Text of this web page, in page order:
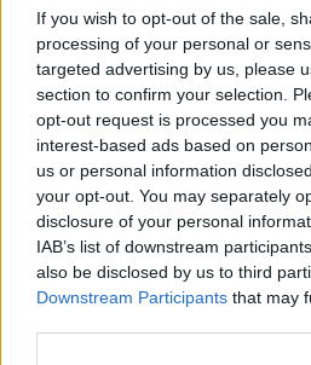
If you wish to opt-out of the sale,
processing of your personal or
targeted advertising by us, please
section to confirm your selection.
opt-out request is processed you
interest-based ads based on
us or personal information
your opt-out. You may separately
disclosure of your personal
IAB’s list of downstream
also be disclosed by us to third
Downstream Participants that may
EMPOLI —Rapina a mano armata in
è accaduto oggi, venerdì 15 Maggio.
Secondo quanto ricostruito un uomo,
travisato e armato di pistola, avrebbe
dell’arma e si sarebbe fatto
cellulare della donna, dandosi subito